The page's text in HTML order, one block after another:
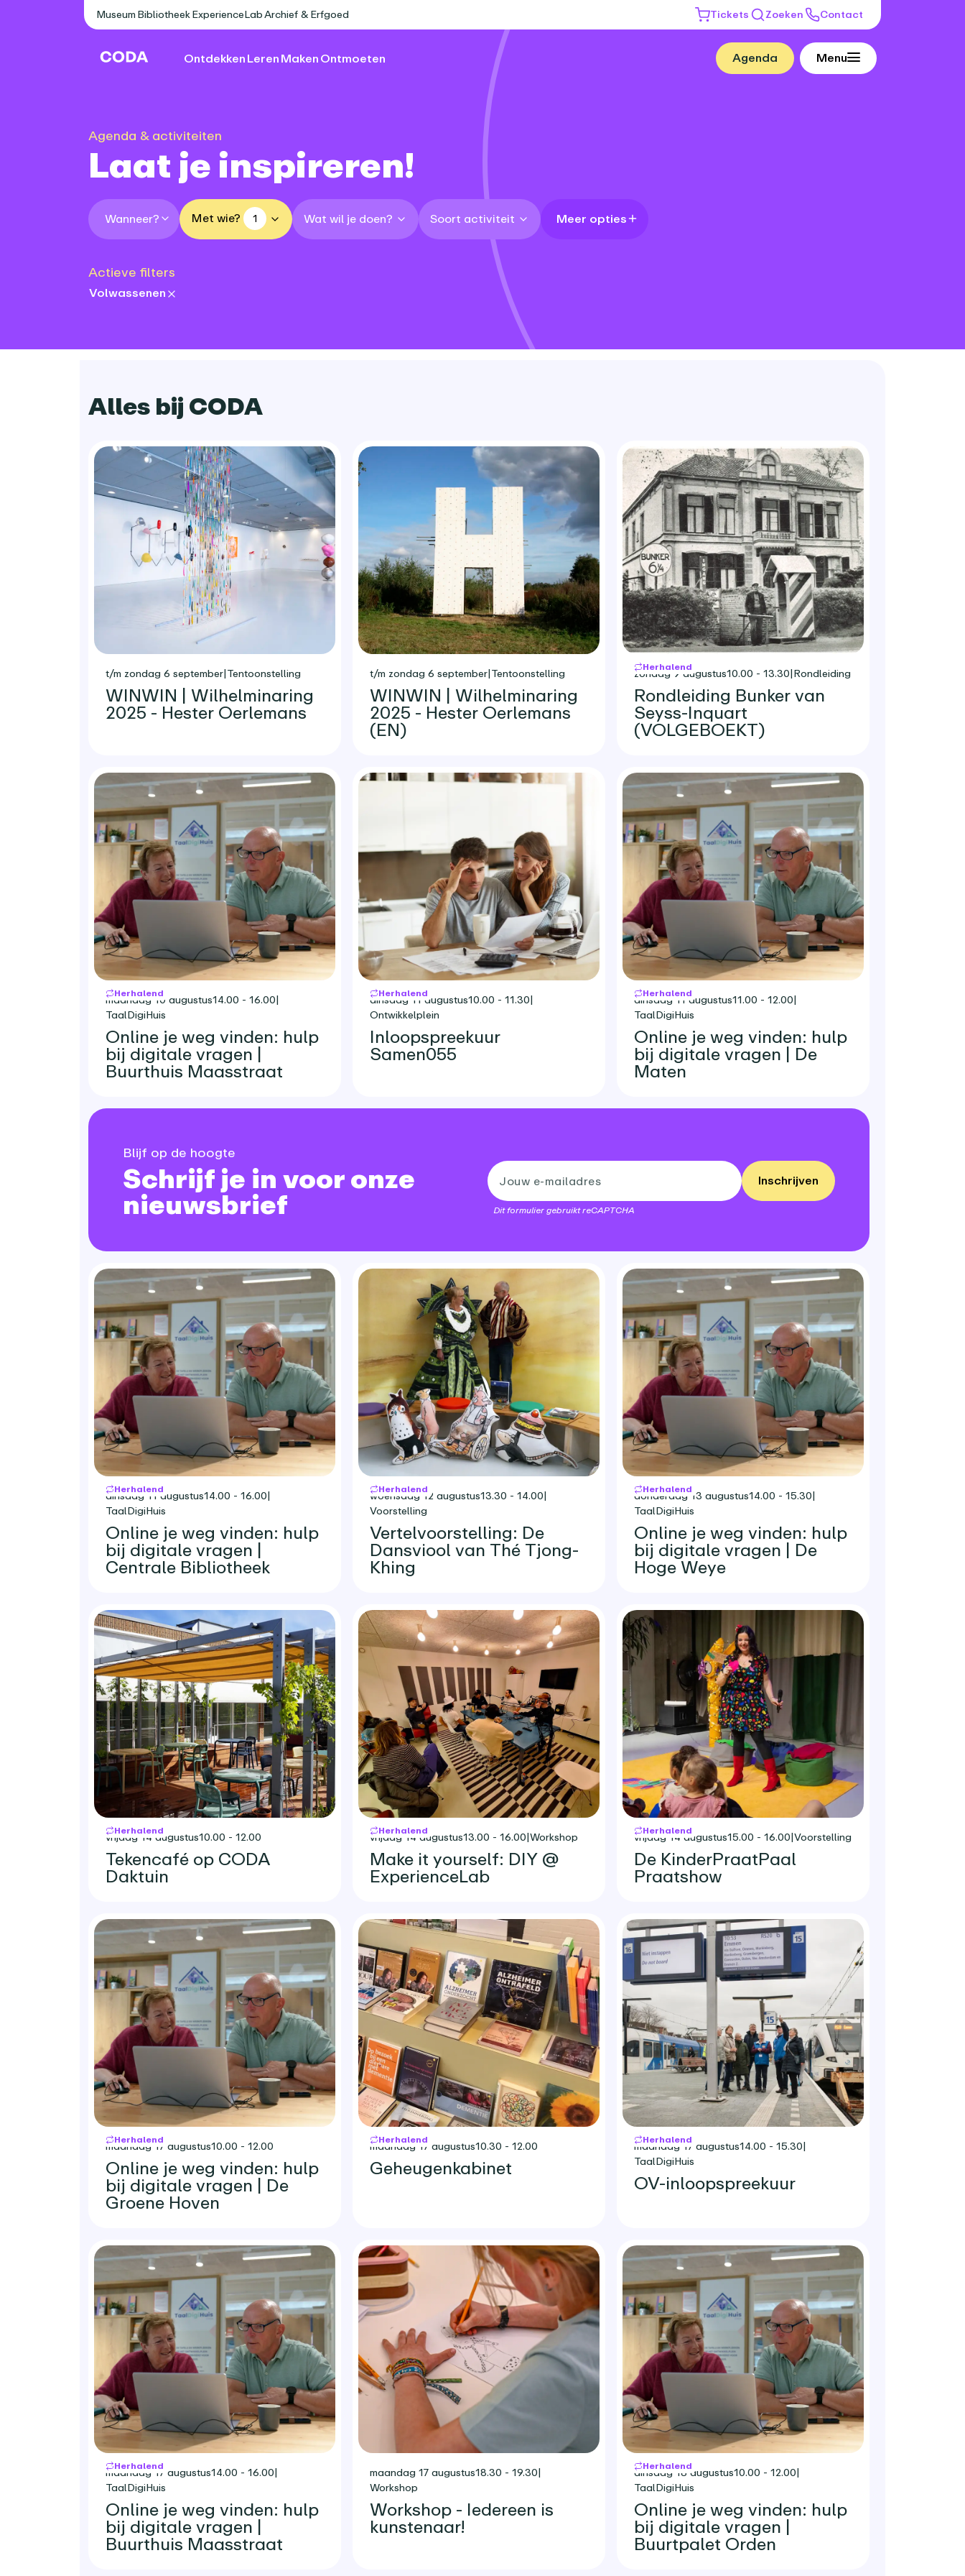
Museum Bibliotheek ExperienceLabArchief & Erfgoed Tickets Zoeken Contact
Ontdekken Leren Maken Ontmoeten Agenda Menu
Agenda & activiteiten
Laat je inspireren!
Wanneer? Met wie? 1 Wat wil je doen? Soort activiteit Meer opties
Actieve filters
ageRequirements:
Volwassenen
Alles bij CODA
t/m zondag 6 september|Tentoonstelling
WINWIN | Wilhelminaring
2025 - Hester Oerlemans
t/m zondag 6 september|Tentoonstelling
WINWIN | Wilhelminaring
2025 - Hester Oerlemans
(EN)
Herhalend
zondag 9 augustus10.00 - 13.30|Rondleiding
Rondleiding Bunker van
Seyss-Inquart
(VOLGEBOEKT)
Herhalend
maandag 10 augustus14.00 - 16.00|
TaalDigiHuis
Online je weg vinden: hulp
bij digitale vragen |
Buurthuis Maasstraat
Herhalend
dinsdag 11 augustus10.00 - 11.30|
Ontwikkelplein
Inloopspreekuur
Samen055
Herhalend
dinsdag 11 augustus11.00 - 12.00|
TaalDigiHuis
Online je weg vinden: hulp
bij digitale vragen | De
Maten
Blijf op de hoogte
Schrijf je in voor onze
nieuwsbrief
Dit formulier gebruikt reCAPTCHA
Inschrijven
Herhalend
dinsdag 11 augustus14.00 - 16.00|
TaalDigiHuis
Online je weg vinden: hulp
bij digitale vragen |
Centrale Bibliotheek
Herhalend
woensdag 12 augustus13.30 - 14.00|
Voorstelling
Vertelvoorstelling: De
Dansviool van Thé Tjong-
Khing
Herhalend
donderdag 13 augustus14.00 - 15.30|
TaalDigiHuis
Online je weg vinden: hulp
bij digitale vragen | De
Hoge Weye
Herhalend
vrijdag 14 augustus10.00 - 12.00
Tekencafé op CODA
Daktuin
Herhalend
vrijdag 14 augustus13.00 - 16.00|Workshop
Make it yourself: DIY @
ExperienceLab
Herhalend
vrijdag 14 augustus15.00 - 16.00|Voorstelling
De KinderPraatPaal
Praatshow
Herhalend
maandag 17 augustus10.00 - 12.00
Online je weg vinden: hulp
bij digitale vragen | De
Groene Hoven
Herhalend
maandag 17 augustus10.30 - 12.00
Geheugenkabinet
Herhalend
maandag 17 augustus14.00 - 15.30|
TaalDigiHuis
OV-inloopspreekuur
Herhalend
maandag 17 augustus14.00 - 16.00|
TaalDigiHuis
Online je weg vinden: hulp
bij digitale vragen |
Buurthuis Maasstraat
maandag 17 augustus18.30 - 19.30|
Workshop
Workshop - Iedereen is
kunstenaar!
Herhalend
dinsdag 18 augustus10.00 - 12.00|
TaalDigiHuis
Online je weg vinden: hulp
bij digitale vragen |
Buurtpalet Orden